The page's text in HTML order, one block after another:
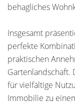
behagliches
Insgesamt
perfekte
praktischen
Gartenlandschaft.
für vielfältige
Immobilie zu